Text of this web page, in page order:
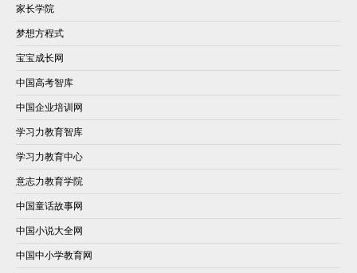
家长学院
梦想方程式
宝宝成长网
中国高考智库
中国企业培训网
学习力教育智库
学习力教育中心
意志力教育学院
中国童话故事网
中国小说大全网
中国中小学教育网